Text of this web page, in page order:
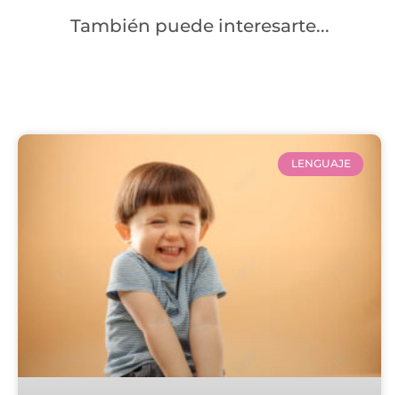
También puede interesarte...
LENGUAJE